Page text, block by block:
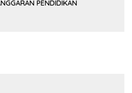
PENDIDIKAN